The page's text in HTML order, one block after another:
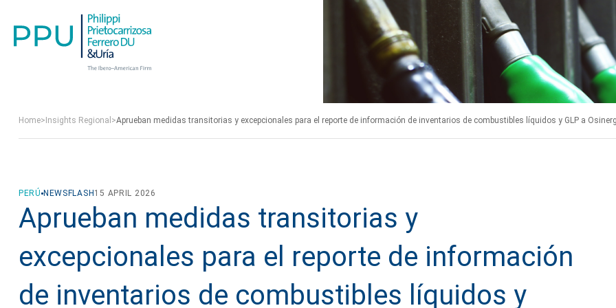
Home> Insights Regional >Aprueban medidas transitorias y excepcionales para el reporte de información de inventarios de combustibles líquidos y GLP a
PERÚ NEWSFLASH 15 APRIL 2026
Aprueban medidas transitorias y
excepcionales para el reporte de información
de inventarios de combustibles líquidos y